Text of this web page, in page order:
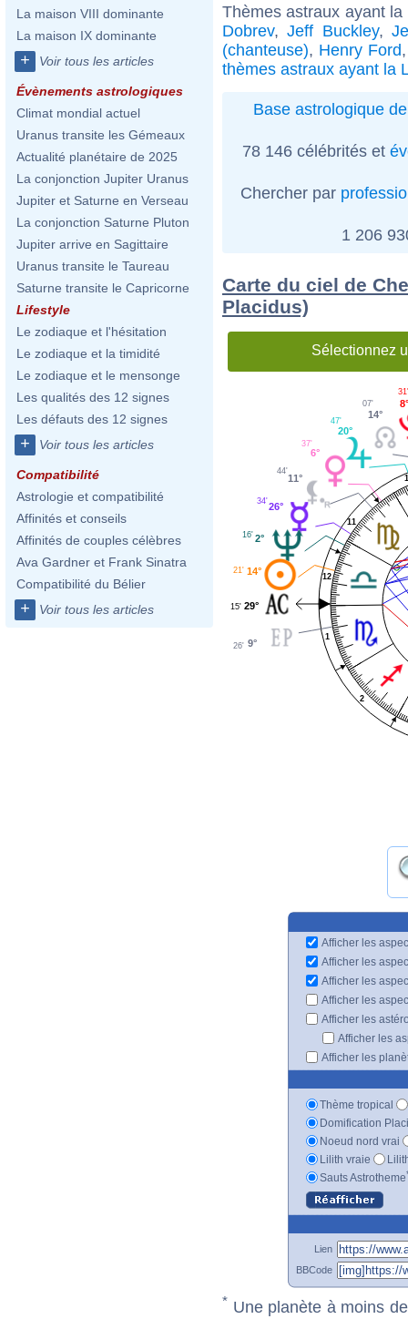
La maison VIII dominante
La maison IX dominante
+ Voir tous les articles
Évènements astrologiques
Climat mondial actuel
Uranus transite les Gémeaux
Actualité planétaire de 2025
La conjonction Jupiter Uranus
Jupiter et Saturne en Verseau
La conjonction Saturne Pluton
Jupiter arrive en Sagittaire
Uranus transite le Taureau
Saturne transite le Capricorne
Lifestyle
Le zodiaque et l'hésitation
Le zodiaque et la timidité
Le zodiaque et le mensonge
Les qualités des 12 signes
Les défauts des 12 signes
+ Voir tous les articles
Compatibilité
Astrologie et compatibilité
Affinités et conseils
Affinités de couples célèbres
Ava Gardner et Frank Sinatra
Compatibilité du Bélier
+ Voir tous les articles
Thèmes astraux ayant
Dobrev,Jeff Buckley,
(chanteuse), Henry Ford
thèmes astraux ayant la
Base astrologique
78 146 célébrités et
Chercher par
1 206
Carte du ciel de
Placidus)
Sélectionnez
1
2
11
12
31'
14°
07'
20°
47'
6°
37'
11°
44'
26°
34'
2°
16'
14°
21'
29°
15'
9°
26'
Afficher les
Afficher les
Afficher les
Afficher les
Afficher les
Afficher les
Afficher les
Thème tropical
Domification
Noeud nord vrai
Lilith vraie
Sauts Astrotheme
Lien
BBCode
* Une planète à moins